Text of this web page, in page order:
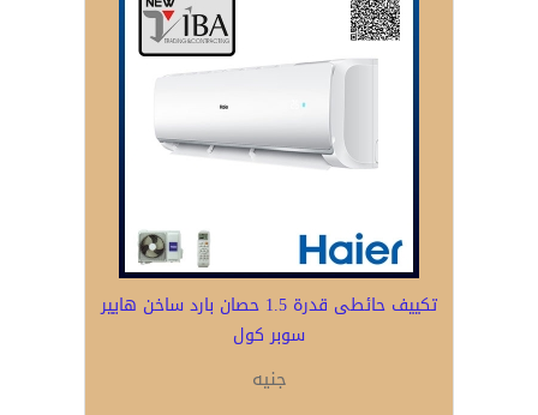
تكييف حائطى قدرة 1.5 حصان بارد ساخن هايير
سوبر كول
جنيه